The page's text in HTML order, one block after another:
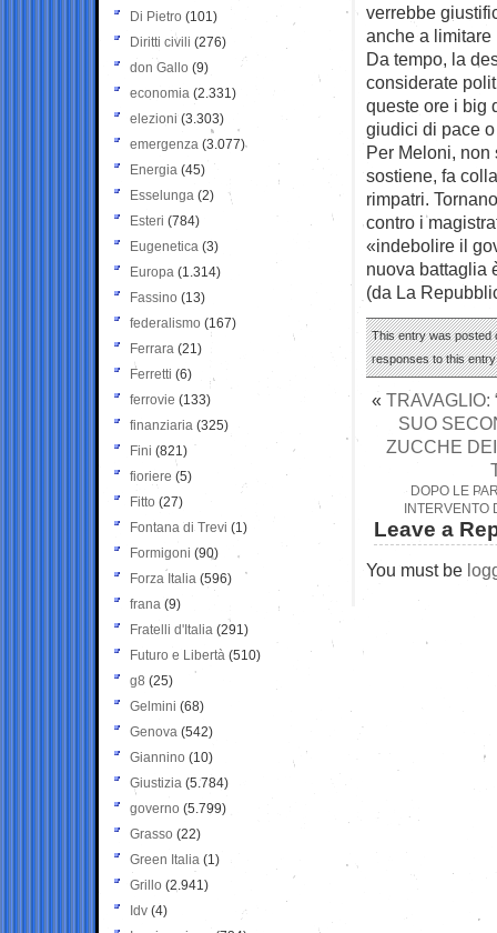
verrebbe
anche a
Da tempo, la
considerate
queste ore i big
giudici di pace
Per Meloni, non
sostiene, fa
rimpatri.
contro i
«indebolire il
nuova battaglia
(da La
This entry was posted
responses to this
« TRAVAGLIO:
SUO
ZUCCHE
DOPO LE
INTERVENTO
Leave a
You must be
Di Pietro (101)
Diritti civili (276)
don Gallo (9)
economia (2.331)
elezioni (3.303)
emergenza (3.077)
Energia (45)
Esselunga (2)
Esteri (784)
Eugenetica (3)
Europa (1.314)
Fassino (13)
federalismo (167)
Ferrara (21)
Ferretti (6)
ferrovie (133)
finanziaria (325)
Fini (821)
fioriere (5)
Fitto (27)
Fontana di Trevi (1)
Formigoni (90)
Forza Italia (596)
frana (9)
Fratelli d'Italia (291)
Futuro e Libertà (510)
g8 (25)
Gelmini (68)
Genova (542)
Giannino (10)
Giustizia (5.784)
governo (5.799)
Grasso (22)
Green Italia (1)
Grillo (2.941)
Idv (4)